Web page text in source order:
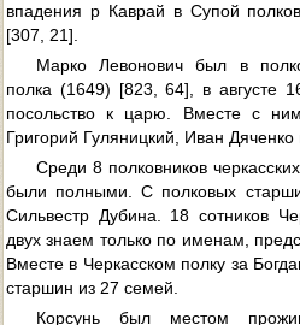
впадения р Каврай в Супой
[307, 21].
Марко Левонович был в
полка (1649) [823, 64], в августе
посольство к царю. Вместе с
Григорий Гуляницкий, Иван Дяченко
Среди 8 полковников
были полными. С полковых
Сильвестр Дубина. 18 сотников
двух знаем только по именам,
Вместе в Черкасском полку за
старшин из 27 семей.
Корсунь был местом